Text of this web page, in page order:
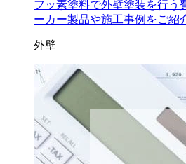
フッ素塗料で外壁塗装を行う
ーカー製品や施工事例をご紹
外壁